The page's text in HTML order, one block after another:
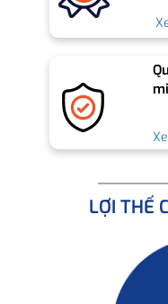
LỢI THẾ